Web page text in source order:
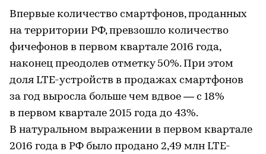
Впервые количество смартфонов, проданных
на территории РФ, превзошло количество
фичефонов в первом квартале 2016 года,
наконец преодолев отметку 50%. При этом
доля LTE-устройств в продажах смартфонов
за год выросла больше чем вдвое — с 18%
в первом квартале 2015 года до 43%.
В натуральном выражении в первом квартале
2016 года в РФ было продано 2,49 млн LTE-